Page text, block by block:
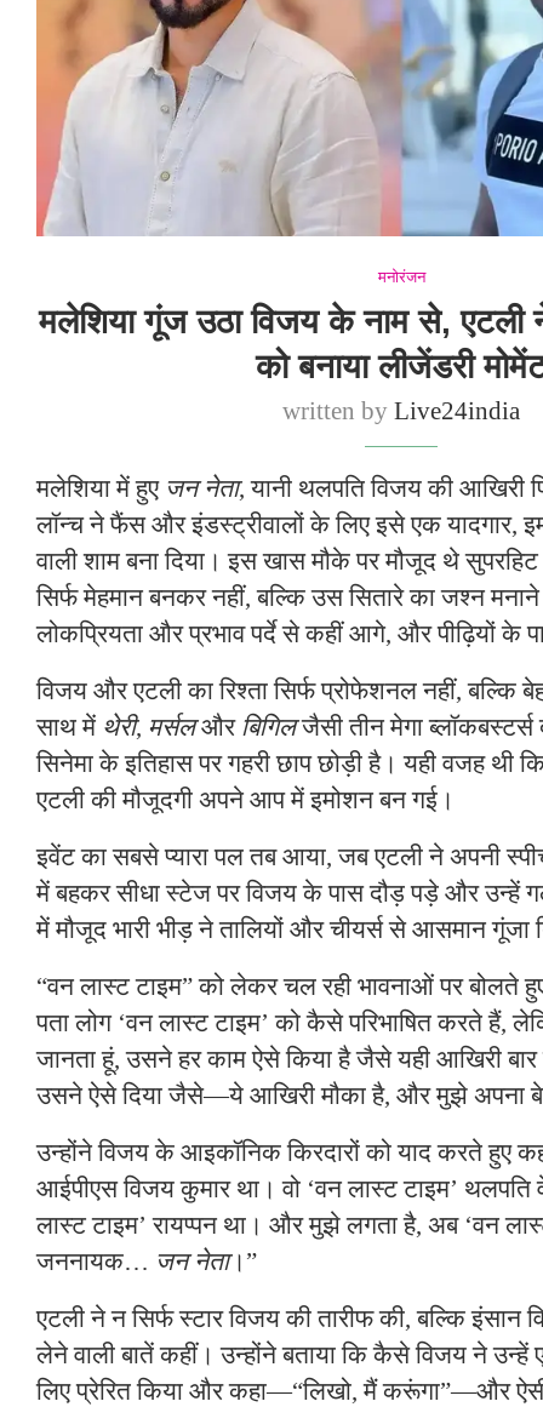
मनोरंजन
मलेशिया गूंज उठा विजय के नाम से, एटली
को बनाया लीजेंडरी
written byLive24india
मलेशिया में हुए जन नेता, यानी थलपति विजय की आखिरी
लॉन्च ने फैंस और इंडस्ट्रीवालों के लिए इसे एक यादगार,
वाली शाम बना दिया। इस खास मौके पर मौजूद थे
सिर्फ मेहमान बनकर नहीं, बल्कि उस सितारे का जश्न
लोकप्रियता और प्रभाव पर्दे से कहीं आगे, और पीढ़ियों के
विजय और एटली का रिश्ता सिर्फ प्रोफेशनल नहीं, बल्कि
साथ में थेरी, मर्सलऔर बिगिलजैसी तीन मेगा ब्लॉकबस्टर्स
सिनेमा के इतिहास पर गहरी छाप छोड़ी है। यही वजह थी
एटली की मौजूदगी अपने आप में इमोशन बन गई।
इवेंट का सबसे प्यारा पल तब आया, जब एटली ने अपनी
में बहकर सीधा स्टेज पर विजय के पास दौड़ पड़े और उन्हें
में मौजूद भारी भीड़ ने तालियों और चीयर्स से आसमान गूंजा
“वन लास्ट टाइम” को लेकर चल रही भावनाओं पर बोलते
पता लोग ‘वन लास्ट टाइम’ को कैसे परिभाषित करते हैं,
जानता हूं, उसने हर काम ऐसे किया है जैसे यही आखिरी
उसने ऐसे दिया जैसे—ये आखिरी मौका है, और मुझे अपना
उन्होंने विजय के आइकॉनिक किरदारों को याद करते हुए
आईपीएस विजय कुमार था। वो ‘वन लास्ट टाइम’ थलपति
लास्ट टाइम’ रायप्पन था। और मुझे लगता है, अब ‘वन
जननायक… जन नेता।”
एटली ने न सिर्फ स्टार विजय की तारीफ की, बल्कि इंसान
लेने वाली बातें कहीं। उन्होंने बताया कि कैसे विजय ने
लिए प्रेरित किया और कहा—“लिखो, मैं करूंगा”—और ऐसी